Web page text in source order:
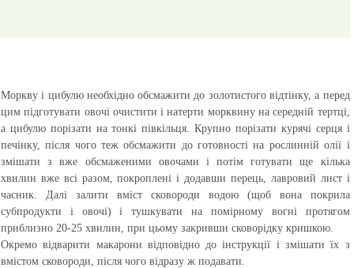
Моркву і цибулю необхідно обсмажити до золотистого відтінку, а перед
цим підготувати овочі очистити і натерти морквину на середній тертці,
а цибулю порізати на тонкі півкільця. Крупно порізати курячі серця і
печінку, після чого теж обсмажити до готовності на рослинній олії і
змішати з вже обсмаженими овочами і потім готувати ще кілька
хвилин вже всі разом, покроплені і додавши перець, лавровий лист і
часник. Далі залити вміст сковороди водою (щоб вона покрила
субпродукти і овочі) і тушкувати на помірному вогні протягом
приблизно 20-25 хвилин, при цьому закривши сковорідку кришкою.
Окремо відварити макарони відповідно до інструкції і змішати їх з
вмістом сковороди, після чого відразу ж подавати.